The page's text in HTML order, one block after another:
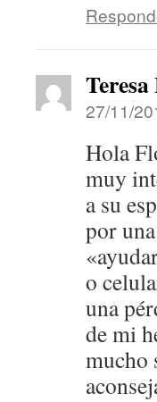
27/11/
Hola
muy
a su
por
o
una
de mi
mucho